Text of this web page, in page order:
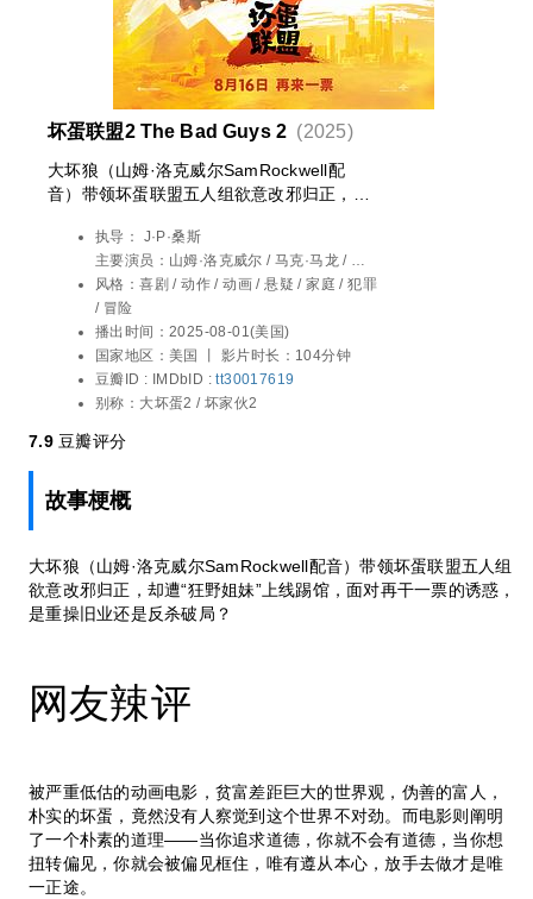
坏蛋联盟2 The Bad Guys 2 (2025)
大坏狼（山姆·洛克威尔SamRockwell配
音）带领坏蛋联盟五人组欲意改邪归正，却
惑，是重操旧业还是反杀破局？
执导：
J·P·桑斯
主要演员： 山姆·洛克威尔 / 马克·马龙 / 奥
卡菲娜 / 克雷格·罗宾森 / 安东尼·拉莫斯 /
莎姬·贝兹 / 丹妮尔·布鲁克斯 / 娜塔莎·雷昂
/ 玛丽亚·巴卡洛娃 / 艾利克斯·布斯汀 / 理查
德·艾欧阿德 / 莉莉·辛格 / 欧米德·吉亚李利
/ 科林·乔斯特 / 杰米·卡米尔 / 雨果·萨维诺
维奇 / 迈克尔·高德尔 / 乔伊·纳波尔 / 莫尼
风格：喜剧 / 动作 / 动画 / 悬疑 / 家庭 / 犯罪
/ 冒险
播出时间： 2025-08-01(美国)
国家地区： 美国 丨 影片时长：104分钟
豆瓣ID : IMDbID : tt30017619
别称： 大坏蛋2 / 坏家伙2
7.9豆瓣评分
故事梗概
大坏狼（山姆·洛克威尔SamRockwell配音）带领坏蛋联盟五人组
欲意改邪归正，却遭“狂野姐妹”上线踢馆，面对再干一票的诱惑，
是重操旧业还是反杀破局？
网友辣评
被严重低估的动画电影，贫富差距巨大的世界观，伪善的富人，
朴实的坏蛋，竟然没有人察觉到这个世界不对劲。而电影则阐明
了一个朴素的道理——当你追求道德，你就不会有道德，当你想
扭转偏见，你就会被偏见框住，唯有遵从本心，放手去做才是唯
一正途。